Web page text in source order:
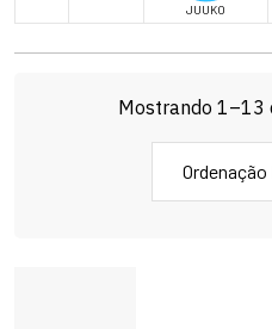
JUUKO
Mostrando 1–13